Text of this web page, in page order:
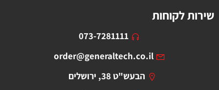
שירות לקוחות
073-7281111
order@generaltech.co.il
הבעש"ט 38, ירושלים